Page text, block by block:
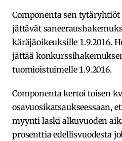
Componenta sen tytäryhtiöt
jättävät
käräjäoikeuksille 1.9.2016.
jättää
tuomioistuimelle 1.9.2016.
Componenta kertoi toisen
osavuosikatsaukseessaan,
myynti laski alkuvuoden
prosenttia edellisvuodesta